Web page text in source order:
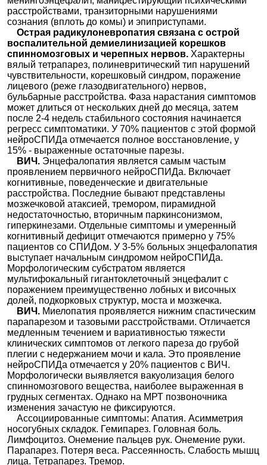
расстройствами, транзиторными нарушениями
сознания (вплоть до комы) и эпиприступами.
Острая радикулоневропатия связана с острой
воспалительной демиелинизацией корешков
спинномозговых и черепных нервов. Характерны
вялый тетрапарез, полиневритический тип нарушений
чувствительности, корешковый синдром, поражение
лицевого (реже глазодвигательного) нервов,
бульбарные расстройства. Фаза нарастания симптомов
может длиться от нескольких дней до месяца, затем
после 2-4 недель стабильного состояния начинается
регресс симптоматики. У 70% пациентов с этой формой
нейроСПИДа отмечается полное восстановление, у
15% - выраженные остаточные парезы.
ВИЧ. Энцефалопатия является самым частым
проявлением первичного нейроСПИДа. Включает
когнитивные, поведенческие и двигательные
расстройства. Последние бывают представлены
мозжечковой атаксией, тремором, пирамидной
недостаточностью, вторичным паркинсонизмом,
гиперкинезами. Отдельные симптомы и умеренный
когнитивный дефицит отмечаются примерно у 75%
пациентов со СПИДом. У 3-5% больных энцефалопатия
выступает начальным синдромом нейроСПИДа.
Морфологическим субстратом является
мультифокальный гигантоклеточный энцефалит с
поражением преимущественно лобных и височных
долей, подкорковых структур, моста и мозжечка.
ВИЧ. Миелопатия проявляется нижним спастическим
парапарезом и тазовыми расстройствами. Отличается
медленным течением и вариативностью тяжести
клинических симптомов от легкого пареза до грубой
плегии с недержанием мочи и кала. Это проявление
нейроСПИДа отмечается у 20% пациентов с ВИЧ.
Морфологически выявляется вакуолизация белого
спинномозгового вещества, наиболее выраженная в
грудных сегментах. Однако на МРТ позвоночника
изменения зачастую не фиксируются.
Ассоциированные симптомы: Апатия. Асимметрия
носогубных складок. Гемипарез. Головная боль.
Лимфоцитоз. Онемение пальцев рук. Онемение руки.
Парапарез. Потеря веса. Рассеянность. Слабость мышц
лица. Тетрапарез. Тремор.